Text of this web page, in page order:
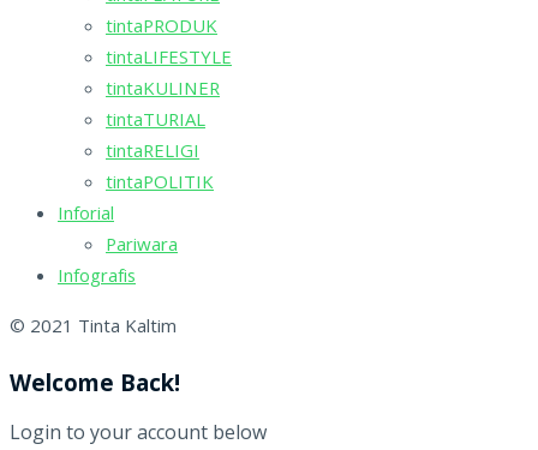
tintaPRODUK
tintaLIFESTYLE
tintaKULINER
tintaTURIAL
tintaRELIGI
tintaPOLITIK
Inforial
Pariwara
Infografis
© 2021 Tinta Kaltim
Welcome Back!
Login to your account below